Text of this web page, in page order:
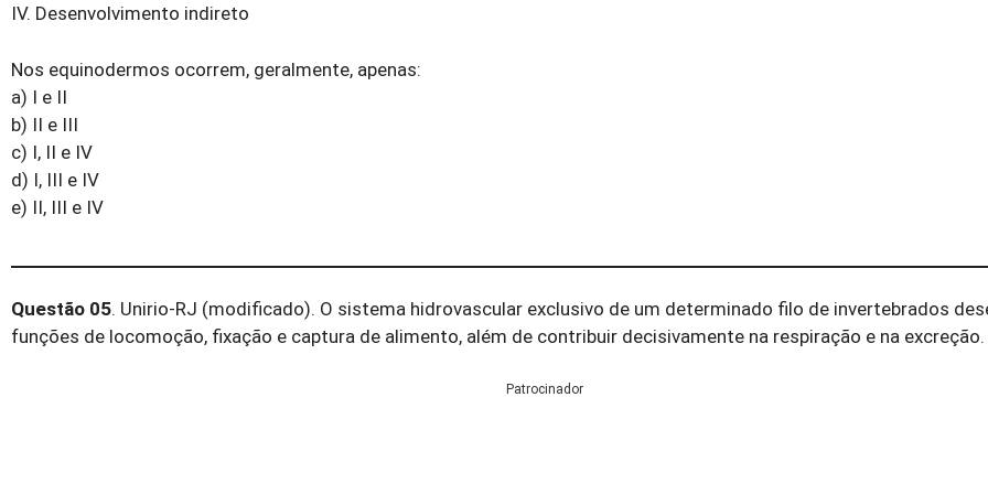
IV. Desenvolvimento indireto
Nos equinodermos ocorrem, geralmente, apenas:
a) I e II
b) II e III
c) I, II e IV
d) I, III e IV
e) II, III e IV
Questão 05. Unirio-RJ (modificado). O sistema hidrovascular exclusivo de um determinado filo de invertebrados
funções de locomoção, fixação e captura de alimento, além de contribuir decisivamente na respiração e na excreção.
Patrocinador